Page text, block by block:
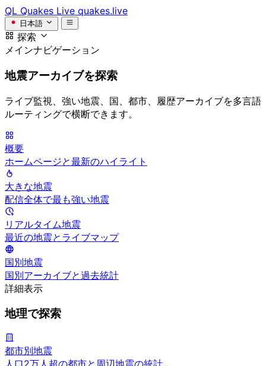
QL Quakes Live quakes.live
日本語
探索
メインナビゲーション
地震アーカイブを探索
ライブ監視、強い地震、国、都市、履歴アーカイブを多言語
ルーティングで横断できます。
概要
ホームページと最新のハイライト
大きな地震
配信全体で最も強い地震
リアルタイム地震
最近の地震とライブマップ
国別地震
国別アーカイブと過去統計
詳細表示
地理で探索
都市別地震